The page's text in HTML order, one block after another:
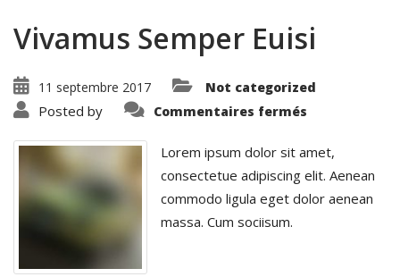
Vivamus Semper Euisi
11 septembre 2017 Not categorized
Posted by Commentaires fermés
Lorem ipsum dolor sit amet,
consectetue adipiscing elit. Aenean
commodo ligula eget dolor aenean
massa. Cum sociisum.